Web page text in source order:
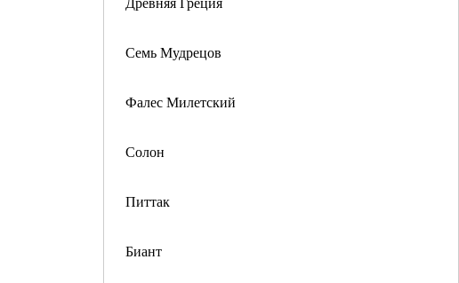
Семь Мудрецов
Фалес Милетский
Солон
Питтак
Биант